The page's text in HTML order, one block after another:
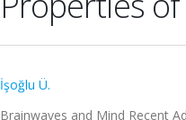
İşoğlu Ü.
Brainwaves and Mind Recent